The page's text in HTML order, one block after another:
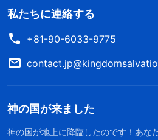
私たちに連絡する
+81-90-6033-9775
神の国が来ました
神の国が地上に降臨したのです！あな